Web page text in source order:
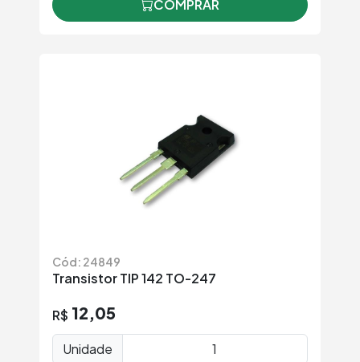
COMPRAR
Cód: 24849
Transistor TIP 142 TO-247
R$ 12,05
Unidade